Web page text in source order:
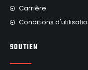
Carrière
Conditions
SOUTIEN